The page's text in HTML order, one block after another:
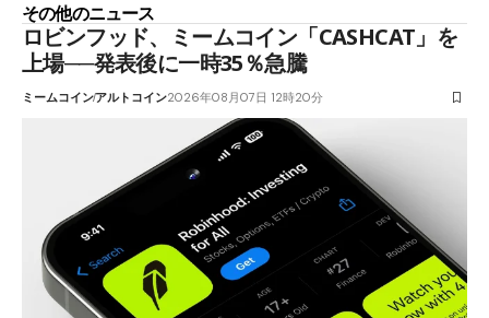
その他のニュース
ロビンフッド、ミームコイン「CASHCAT」を
上場──発表後に一時35％急騰
ミームコインアルトコイン2026年08月07日 12時20分